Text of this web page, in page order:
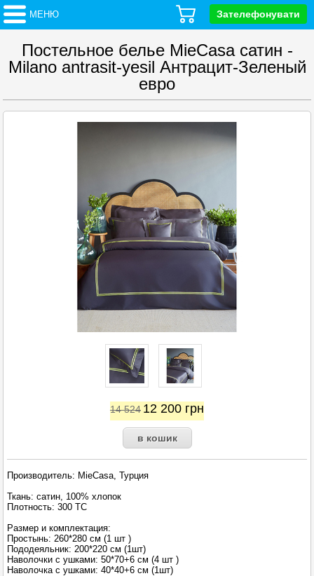
МЕНЮ Зателефонувати
Постельное белье MieCasa сатин -
Milano antrasit-yesil Антрацит-Зеленый
евро
14 524 12 200 грн
Производитель: MieCasa, Турция
Ткань: сатин, 100% хлопок
Плотность: 300 TC
Размер и комплектация:
Простынь: 260*280 см (1 шт )
Пододеяльник: 200*220 см (1шт)
Наволочки с ушками: 50*70+6 см (4 шт )
Наволочка с ушками: 40*40+6 см (1шт)